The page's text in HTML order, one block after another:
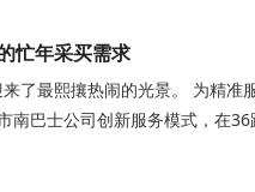
忙年采买需求
了最熙攘热闹的光景。 为精准
南巴士公司创新服务模式，在